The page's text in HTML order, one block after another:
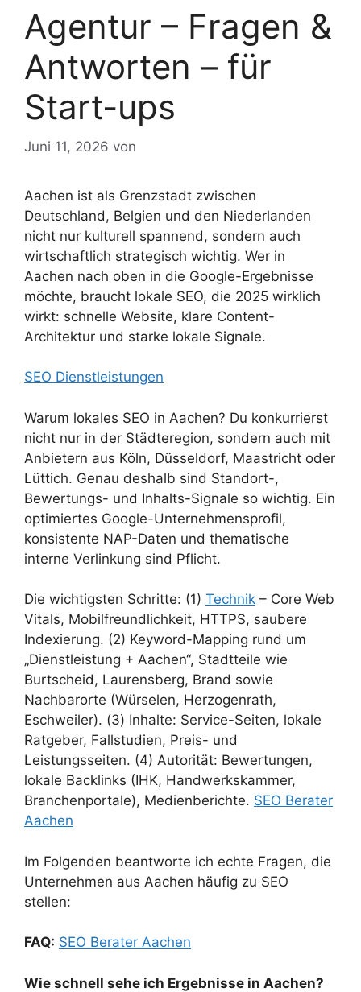
Agentur – Fragen &
Antworten – für
Start-ups
Juni 11, 2026 von
Aachen ist als Grenzstadt zwischen
Deutschland, Belgien und den Niederlanden
nicht nur kulturell spannend, sondern auch
wirtschaftlich strategisch wichtig. Wer in
Aachen nach oben in die Google-Ergebnisse
möchte, braucht lokale SEO, die 2025 wirklich
wirkt: schnelle Website, klare Content-
Architektur und starke lokale Signale.
SEO Dienstleistungen
Warum lokales SEO in Aachen? Du konkurrierst
nicht nur in der Städteregion, sondern auch mit
Anbietern aus Köln, Düsseldorf, Maastricht oder
Lüttich. Genau deshalb sind Standort-,
Bewertungs- und Inhalts-Signale so wichtig. Ein
optimiertes Google-Unternehmensprofil,
konsistente NAP-Daten und thematische
interne Verlinkung sind Pflicht.
Die wichtigsten Schritte: (1) Technik – Core Web
Vitals, Mobilfreundlichkeit, HTTPS, saubere
Indexierung. (2) Keyword-Mapping rund um
„Dienstleistung + Aachen“, Stadtteile wie
Burtscheid, Laurensberg, Brand sowie
Nachbarorte (Würselen, Herzogenrath,
Eschweiler). (3) Inhalte: Service-Seiten, lokale
Ratgeber, Fallstudien, Preis- und
Leistungsseiten. (4) Autorität: Bewertungen,
lokale Backlinks (IHK, Handwerkskammer,
Branchenportale), Medienberichte. SEO Berater
Aachen
Im Folgenden beantworte ich echte Fragen, die
Unternehmen aus Aachen häufig zu SEO
stellen:
FAQ: SEO Berater Aachen
Wie schnell sehe ich Ergebnisse in Aachen?